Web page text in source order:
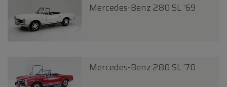
Mercedes-Benz 280 SL '69
Mercedes-Benz 280 SL '70